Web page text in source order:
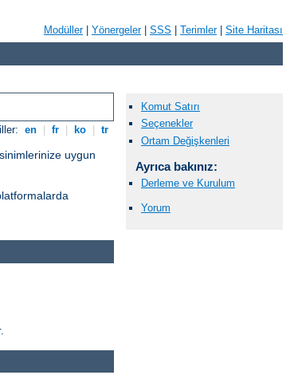
Modüller| Yönergeler| SSS Terimler| Site Haritası
en fr ko tr
uygun
Komut Satırı
Seçenekler
Ortam Değişkenleri
Ayrıca bakınız:
Derleme ve Kurulum
Yorum